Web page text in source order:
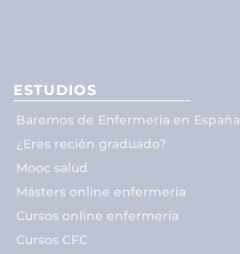
ESTUDIOS
Baremos de Enfermería en España
¿Eres recién graduado?
Mooc salud
Másters online enfermería
Cursos online enfermería
Cursos CFC